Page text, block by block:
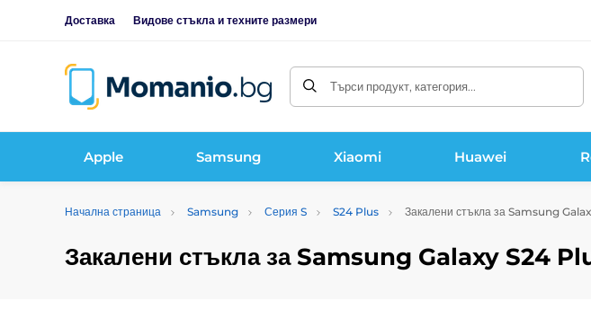
Доставка Видове стъкла и техните размери
Търси продукт, категория...
Apple Samsung Xiaomi Huawei
Начална страница Samsung Серия S S24 Plus Закалени стъкла за Samsung
Закалени стъкла за Samsung Galaxy S24